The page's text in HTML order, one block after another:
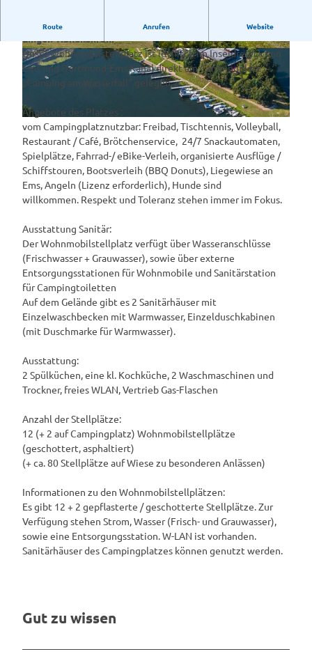
© Campingplatz am Wasserfall | CC-BY-SA
© Campingplatz am Wasserfall | CC-BY-SA © Campingplatz am Wasserfall |CC-BY-SA
Route Anrufen Website
Wohnmobilstellplatz Erholungsgebiet am Wasserfall in
Lingen-Hanekenfähr
Unser Wohnmobilstellplatz ist idyllisch im Inseldreieck von
Ems und Dortmund-Ems Kanal direkt am Campingplatz
„Camping am Wasserfall“ gelegen.
Angebote des Platzes :
vom Campingplatznutzbar: Freibad, Tischtennis, Volleyball,
Restaurant / Café, Brötchenservice, 24/7 Snackautomaten,
Spielplätze, Fahrrad-/ eBike-Verleih, organisierte Ausflüge /
Schiffstouren, Bootsverleih (BBQ Donuts), Liegewiese an
Ems, Angeln (Lizenz erforderlich), Hunde sind
willkommen. Respekt und Toleranz stehen immer im Fokus.
Ausstattung Sanitär:
Der Wohnmobilstellplatz verfügt über Wasseranschlüsse
(Frischwasser + Grauwasser), sowie über externe
Entsorgungsstationen für Wohnmobile und Sanitärstation
für Campingtoiletten
Auf dem Gelände gibt es 2 Sanitärhäuser mit
Einzelwaschbecken mit Warmwasser, Einzelduschkabinen
(mit Duschmarke für Warmwasser).
Ausstattung:
2 Spülküchen, eine kl. Kochküche, 2 Waschmaschinen und
Trockner, freies WLAN, Vertrieb Gas-Flaschen
Anzahl der Stellplätze:
12 (+ 2 auf Campingplatz) Wohnmobilstellplätze
(geschottert, asphaltiert)
(+ ca. 80 Stellplätze auf Wiese zu besonderen Anlässen)
Informationen zu den Wohnmobilstellplätzen:
Es gibt 12 + 2 gepflasterte / geschotterte Stellplätze. Zur
Verfügung stehen Strom, Wasser (Frisch- und Grauwasser),
sowie eine Entsorgungsstation. W-LAN ist vorhanden.
Sanitärhäuser des Campingplatzes können genutzt werden.
Gut zu wissen